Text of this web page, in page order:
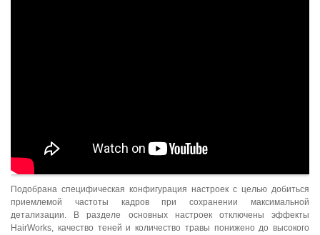
Подобрана специфическая конфигурация настроек с целью добиться
приемлемой частоты кадров при сохранении максимальной
детализации. В разделе основных настроек отключены эффекты
HairWorks, качество теней и количество травы понижено до высокого